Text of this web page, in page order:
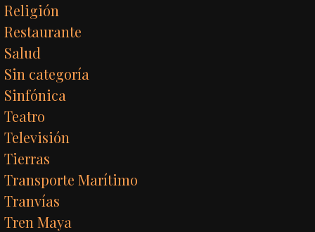
Religión
Restaurante
Salud
Sin categoría
Sinfónica
Teatro
Televisión
Tierras
Transporte Marítimo
Tranvías
Tren Maya